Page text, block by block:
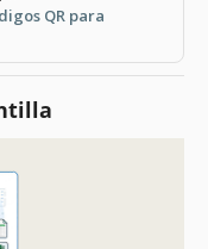
QR para